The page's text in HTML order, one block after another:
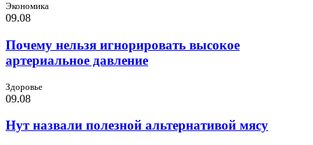
Экономика
09.08
Почему нельзя игнорировать высокое
артериальное давление
Здоровье
09.08
Нут назвали полезной альтернативой мясу